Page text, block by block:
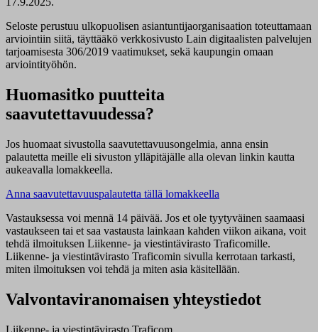
Seloste perustuu ulkopuolisen asiantuntijaorganisaation toteuttamaan
arviointiin siitä, täyttääkö verkkosivusto Lain digitaalisten palvelujen
tarjoamisesta 306/2019 vaatimukset, sekä kaupungin omaan
arviointityöhön.
Huomasitko puutteita
saavutettavuudessa?
Jos huomaat sivustolla saavutettavuusongelmia, anna ensin
palautetta meille eli sivuston ylläpitäjälle alla olevan linkin kautta
aukeavalla lomakkeella.
Anna saavutettavuuspalautetta tällä lomakkeella
Vastauksessa voi mennä 14 päivää. Jos et ole tyytyväinen saamaasi
vastaukseen tai et saa vastausta lainkaan kahden viikon aikana, voit
tehdä ilmoituksen Liikenne- ja viestintävirasto Traficomille.
Liikenne- ja viestintävirasto Traficomin sivulla kerrotaan tarkasti,
miten ilmoituksen voi tehdä ja miten asia käsitellään.
Valvontaviranomaisen yhteystiedot
Liikenne- ja viestintävirasto Traficom